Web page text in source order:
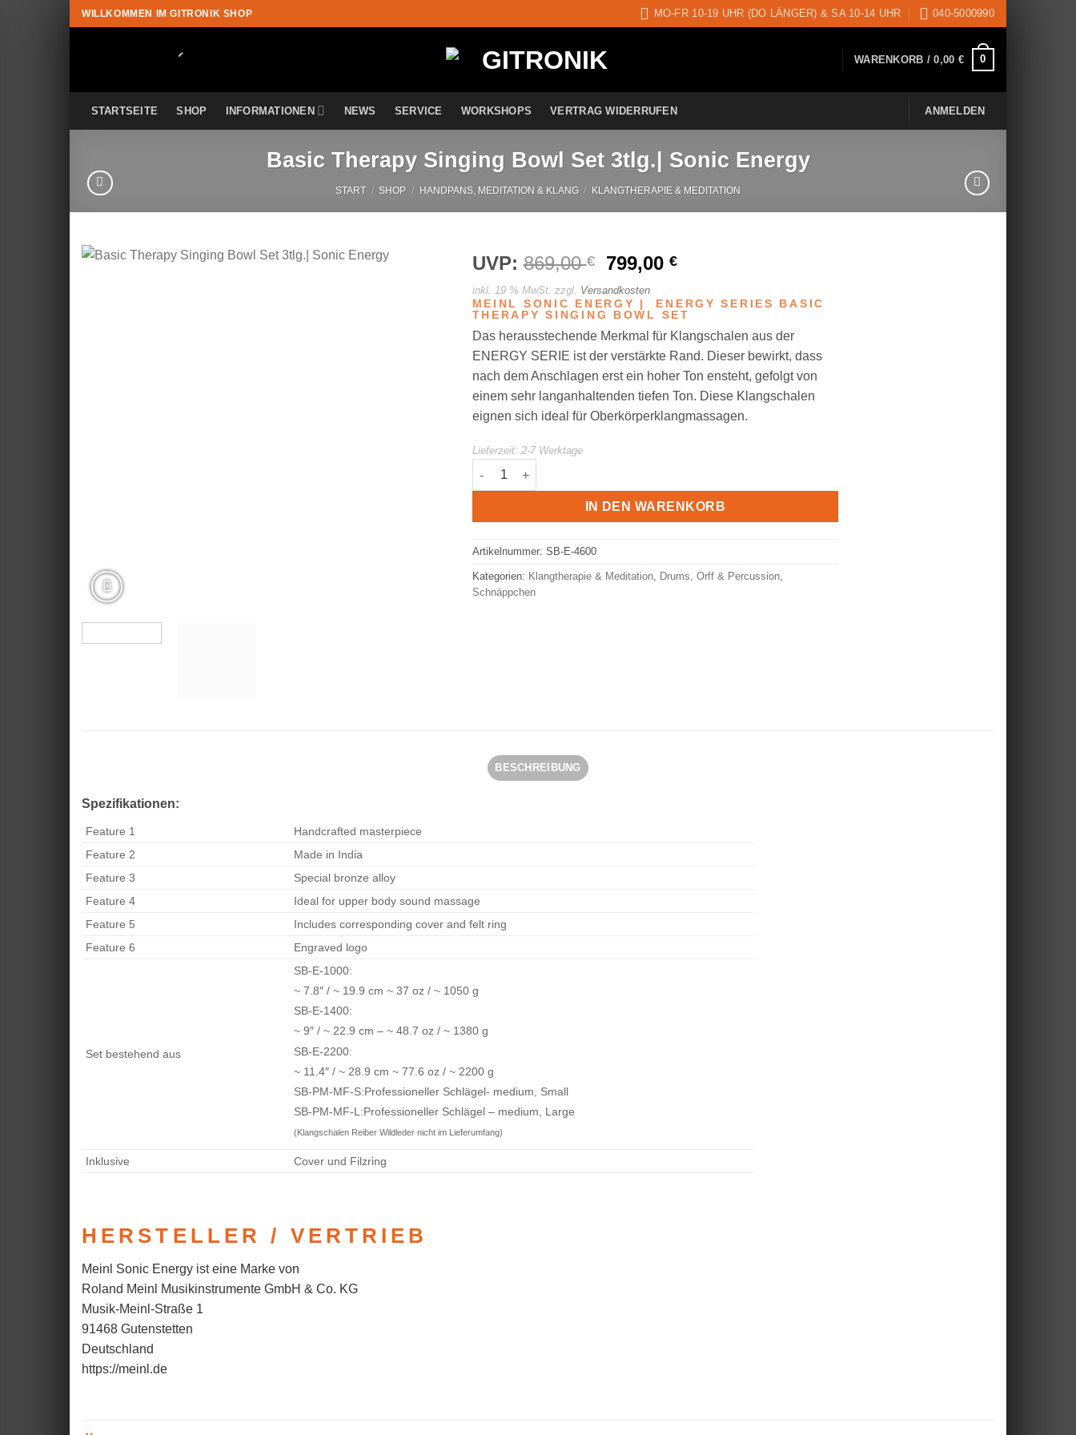
Zum
Inhalt
WILLKOMMEN IM GITRONIK SHOP MO-FR 10-19 UHR (DO LÄNGER) & SA 10-14 UHR 040-5000990
WARENKORB /0,00 € 0
STARTSEITE SHOP INFORMATIONEN NEWS SERVICE WORKSHOPS VERTRAG WIDERRUFEN ANMELDEN
Basic Therapy Singing Bowl Set 3tlg.| Sonic Energy
START / SHOP / HANDPANS, MEDITATION & KLANG / KLANGTHERAPIE & MEDITATION
UVP: 869,00€
Ursprünglicher
Preis
war:
869,00 €
799,00 €Aktueller
ist:
799,00 €.
inkl. 19 % MwSt. zzgl. Versandkosten
MEINL SONIC ENERGY | ENERGY SERIES BASIC
THERAPY SINGING BOWL SET
Das herausstechende Merkmal für Klangschalen aus der
ENERGY SERIE ist der verstärkte Rand. Dieser bewirkt, dass
nach dem Anschlagen erst ein hoher Ton ensteht, gefolgt von
einem sehr langanhaltenden tiefen Ton. Diese Klangschalen
eignen sich ideal für Oberkörperklangmassagen.
Lieferzeit: 2-7 Werktage
Basic Therapy Singing Bowl Set 3tlg.| Sonic Energy Menge
IN DEN WARENKORB
Artikelnummer: SB-E-4600
Kategorien: Klangtherapie & Meditation, Drums, Orff & Percussion,
Schnäppchen
BESCHREIBUNG
Spezifikationen:
Feature 1
Handcrafted masterpiece
Feature 2
Made in India
Feature 3
Special bronze alloy
Feature 4
Ideal for upper body sound massage
Feature 5
Includes corresponding cover and felt ring
Feature 6
Engraved logo
Set bestehend aus
SB-E-1000:
~ 7.8″ / ~ 19.9 cm ~ 37 oz / ~ 1050 g
SB-E-1400:
~ 9″ / ~ 22.9 cm – ~ 48.7 oz / ~ 1380 g
SB-E-2200:
~ 11.4″ / ~ 28.9 cm ~ 77.6 oz / ~ 2200 g
SB-PM-MF-S:Professioneller Schlägel- medium, Small
SB-PM-MF-L:Professioneller Schlägel – medium, Large
(Klangschalen Reiber Wildleder nicht im Lieferumfang)
Inklusive Cover und Filzring
HERSTELLER / VERTRIEB
Meinl Sonic Energy ist eine Marke von
Roland Meinl Musikinstrumente GmbH & Co. KG
Musik-Meinl-Straße 1
91468 Gutenstetten
Deutschland
https://meinl.de